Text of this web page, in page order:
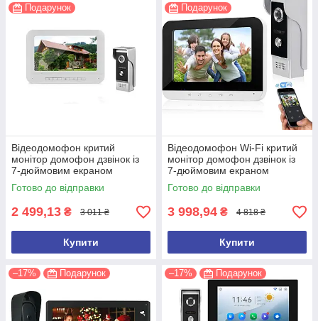
Подарунок
Відеодомофон критий
монітор домофон дзвінок із
7-дюймовим екраном
GAMWATER
Готово до відправки
2 499,13 ₴ 3 011 ₴
Купити
Подарунок
Відеодомофон Wi-Fi критий
монітор домофон дзвінок із
7-дюймовим екраном
GAMWATER AHD-V70MGM
Готово до відправки
3 998,94 ₴ 4 818 ₴
Купити
–17% Подарунок –17% Подарунок